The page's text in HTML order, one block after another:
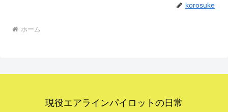
korosuke
ホーム
現役エアラインパイロットの日常